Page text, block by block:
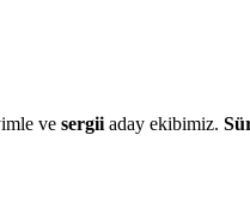
ve sergii aday ekibimiz.